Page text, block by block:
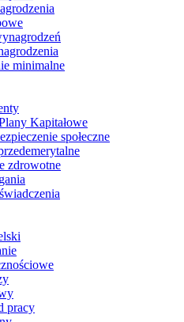
minimalne
Kapitałowe
społeczne
zdrowotne
pracy